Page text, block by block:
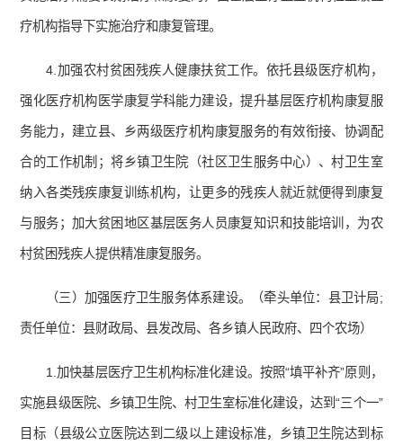
疗机构指导下实施治疗和康复管理。
4.加强农村贫困残疾人健康扶贫工作。依托县级医疗机构，
强化医疗机构医学康复学科能力建设，提升基层医疗机构康复服
务能力，建立县、乡两级医疗机构康复服务的有效衔接、协调配
合的工作机制；将乡镇卫生院（社区卫生服务中心）、村卫生室
纳入各类残疾康复训练机构，让更多的残疾人就近就便得到康复
与服务；加大贫困地区基层医务人员康复知识和技能培训，为农
村贫困残疾人提供精准康复服务。
（三）加强医疗卫生服务体系建设。（牵头单位：县卫计局;
责任单位：县财政局、县发改局、各乡镇人民政府、四个农场）
1.加快基层医疗卫生机构标准化建设。按照“填平补齐”原则，
实施县级医院、乡镇卫生院、村卫生室标准化建设，达到“三个一”
目标（县级公立医院达到二级以上建设标准，乡镇卫生院达到标